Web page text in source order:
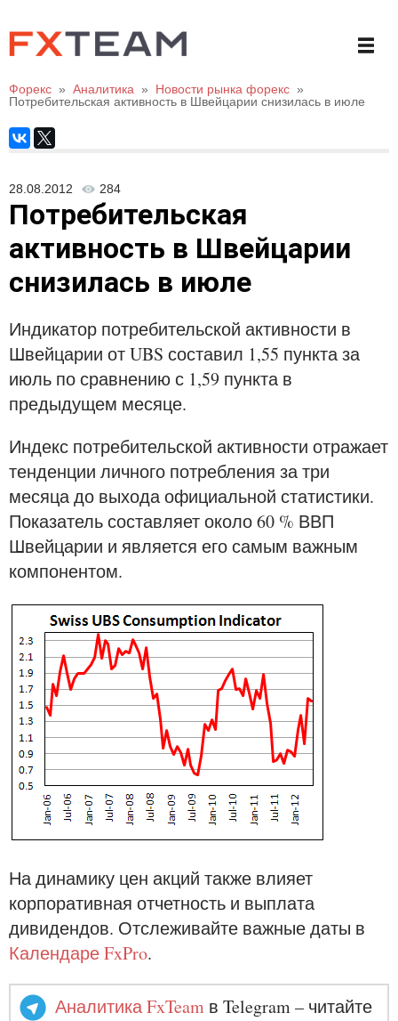
Форекс » Аналитика » Новости рынка форекс »
Потребительская активность в Швейцарии снизилась в июле
28.08.2012 284
Потребительская
активность в Швейцарии
снизилась в июле
Индикатор потребительской активности в
Швейцарии от UBS составил 1,55 пункта за
июль по сравнению с 1,59 пункта в
предыдущем месяце.
Индекс потребительской активности отражает
тенденции личного потребления за три
месяца до выхода официальной статистики.
Показатель составляет около 60 % ВВП
Швейцарии и является его самым важным
компонентом.
На динамику цен акций также влияет
корпоративная отчетность и выплата
дивидендов. Отслеживайте важные даты в
Календаре FxPro.
Аналитика FxTeam в Telegram – читайте